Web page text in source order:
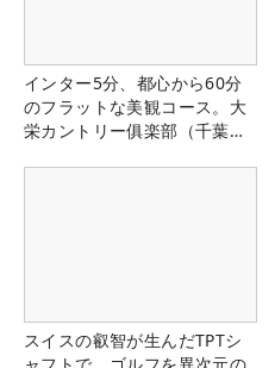
インター5分、都心から60分
のフラットな美観コース。大
栄カントリー俱楽部（千葉
スイスの叡智が生んだTPTシ